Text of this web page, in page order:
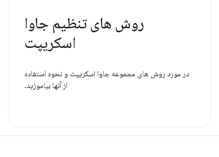
روش های تنظیم جاوا
اسکریپت
در مورد روش های مجموعه جاوا اسکریپت و نحوه استفاده
از آنها بیاموزید.